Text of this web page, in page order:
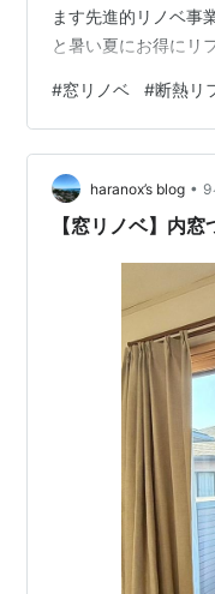
ます先進的リノベ事
と暑い夏にお得にリ
#窓リノベ #断熱リ
haranox’s blog • 9
【窓リノベ】内